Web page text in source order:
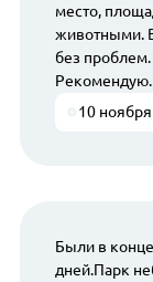
место,
животными.
без проблем.
Рекомендую.
10
Были в
дней.Парк